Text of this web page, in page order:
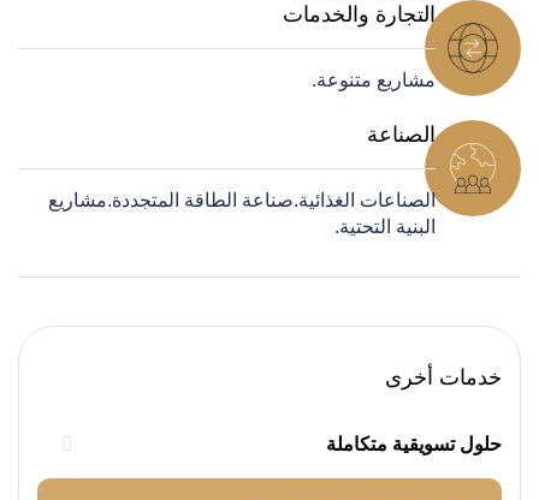
التجارة والخدمات
مشاريع متنوعة.
الصناعة
الصناعات الغذائية.صناعة الطاقة المتجددة.مشاريع
البنية التحتية.
خدمات أخرى
حلول تسويقية متكاملة